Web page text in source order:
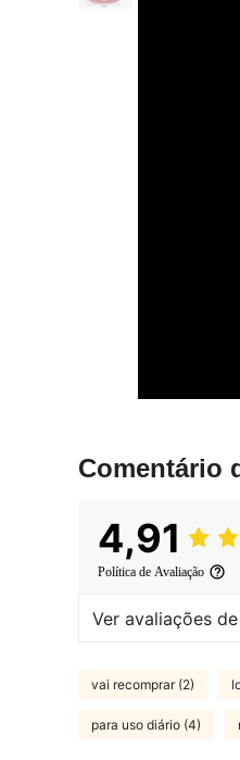
Comentário
4,91
Política de Avaliação
Ver avaliações
vai recomprar (2)
para uso diário (4)